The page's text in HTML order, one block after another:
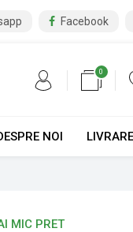
Facebook
0
LIVRARE
NOI
MIC PRET